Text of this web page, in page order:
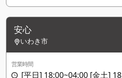
安心
いわき市
営業時間
[平日] 18:00~04:00 [金土]